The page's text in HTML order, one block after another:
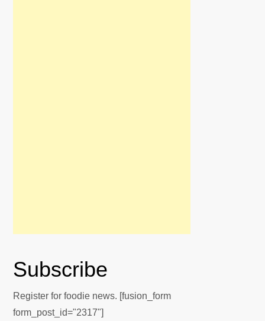
Subscribe
Register for foodie news. [fusion_form
form_post_id="2317"]